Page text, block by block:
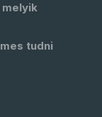
tudni